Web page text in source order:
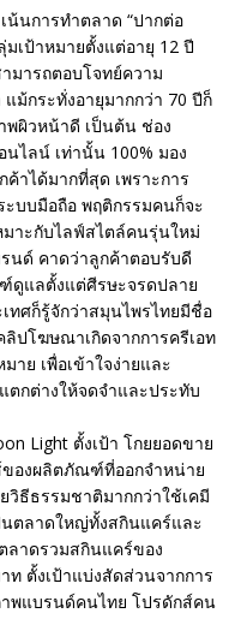
น้นการทำตลาด “ปากต่อ
เป้าหมายตั้งแต่อายุ 12 ปี
มารถตอบโจทย์ความ
ม้กระทั่งอายุมากกว่า 70 ปีก็
พผิวหน้าดี เป็นต้น ช่อง
ไลน์ เท่านั้น 100% มอง
าได้มากที่สุด เพราะการ
บบมือถือ พฤติกรรมคนก็จะ
าะกับไลฟ์สไตล์คนรุ่นใหม่
นด์ คาดว่าลูกค้าตอบรับดี
แลตั้งแต่ศีรษะจรดปลาย
ทศก็รู้จักว่าสมุนไพรไทยมีชื่อ
ปโฆษณาเกิดจากการครีเอท
าย เพื่อเข้าใจง่ายและ
กต่างให้จดจำและประทับ
Light ตั้งเป้า โกยยอดขาย
องผลิตภัณฑ์ที่ออกจำหน่าย
ธีธรรมชาติมากกว่าใช้เคมี
ตลาดใหญ่ทั้งสกินแคร์และ
ลาดรวมสกินแคร์ของ
ท ตั้งเป้าแบ่งสัดส่วนจากการ
พแบรนด์คนไทย โปรดักส์คน